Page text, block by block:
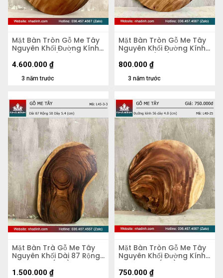
Mặt Bàn Tròn Gỗ Me Tây
Nguyên Khối Đường Kính
103 Dày 4,5 (cm)
3 năm trước
4.600.000 ₫
Mặt Bàn Tròn Gỗ Me Tây
Nguyên Khối Đường Kính
47 Dày 5 (cm)
3 năm trước
800.000 ₫
Mặt Bàn Trà Gỗ Me Tây
Nguyên Khối Dài 87 Rộng
50 Dày 5,4 (cm)
1.500.000 ₫
Mặt Bàn Tròn Gỗ Me Tây
Nguyên Khối Đường Kính
56 Dày 4,8 (cm)
750.000 ₫